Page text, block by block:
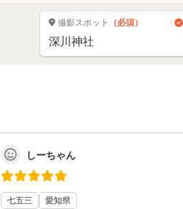
撮影スポット （必須）
しーちゃん
七五三 愛知県